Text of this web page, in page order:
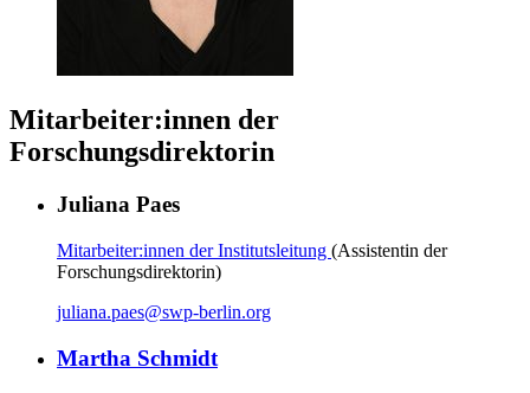
Mitarbeiter:innen der
Forschungsdirektorin
Juliana Paes
Mitarbeiter:innen der Institutsleitung (Assistentin der
Forschungsdirektorin)
juliana.paes@swp-berlin.org
Martha Schmidt